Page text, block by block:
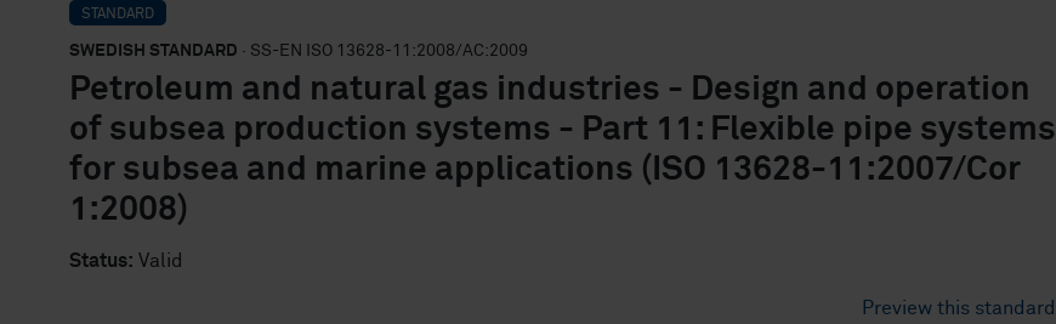
STANDARD
SWEDISH STANDARD · SS-EN ISO 13628-11:2008/AC:2009
Petroleum and natural gas industries - Design and operation
of subsea production systems - Part 11: Flexible pipe systems
for subsea and marine applications (ISO 13628-11:2007/Cor
1:2008)
Status: Valid
Preview this standard